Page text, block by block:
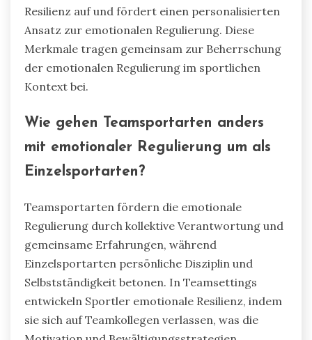
Resilienz auf und fördert einen personalisierten
Ansatz zur emotionalen Regulierung. Diese
Merkmale tragen gemeinsam zur Beherrschung
der emotionalen Regulierung im sportlichen
Kontext bei.
Wie gehen Teamsportarten anders
mit emotionaler Regulierung um als
Einzelsportarten?
Teamsportarten fördern die emotionale
Regulierung durch kollektive Verantwortung und
gemeinsame Erfahrungen, während
Einzelsportarten persönliche Disziplin und
Selbstständigkeit betonen. In Teamsettings
entwickeln Sportler emotionale Resilienz, indem
sie sich auf Teamkollegen verlassen, was die